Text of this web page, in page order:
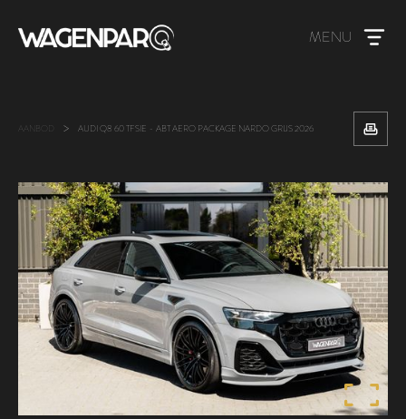
MENU
AANBOD > AUDI Q8 60 TFSIE - ABT AERO PACKAGE NARDO GRIJS 2026